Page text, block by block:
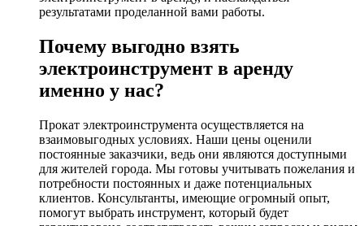
результатами проделанной вами работы.
Почему выгодно взять
электроинструмент в аренду
именно у нас?
Прокат электроинструмента осуществляется на
взаимовыгодных условиях. Наши цены оценили
постоянные заказчики, ведь они являются доступными
для жителей города. Мы готовы учитывать пожелания и
потребности постоянных и даже потенциальных
клиентов. Консультанты, имеющие огромный опыт,
помогут выбрать инструмент, который будет